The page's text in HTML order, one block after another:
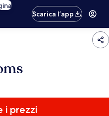
Scarica l’app
i prezzi